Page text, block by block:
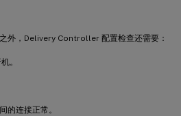
之外，Delivery Controller 配置检查还需要：
。
的连接正常。